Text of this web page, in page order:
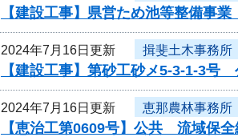
【建設工事】県営ため池等整備
2024年7月16日更新 揖斐土木事務所
【建設工事】第砂工砂メ5-3-1-3
2024年7月16日更新 恵那農林事務所
【恵治工第0609号】公共 流域保